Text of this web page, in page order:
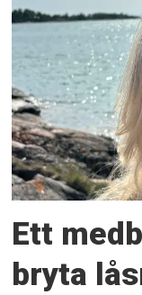
Ett
bryta